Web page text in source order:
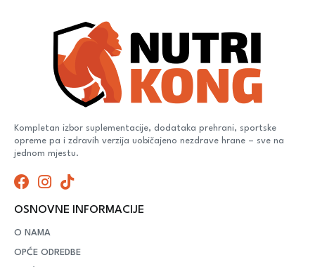
Kompletan izbor suplementacije, dodataka prehrani, sportske
opreme pa i zdravih verzija uobičajeno nezdrave hrane – sve na
jednom mjestu.
OSNOVNE INFORMACIJE
O NAMA
OPĆE ODREDBE